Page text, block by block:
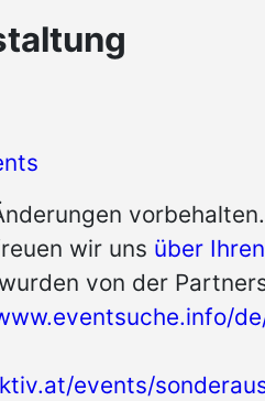
wir uns über
von der
events/